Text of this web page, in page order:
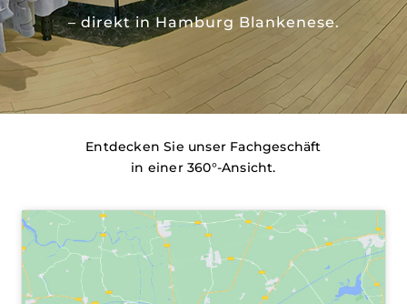
– direkt in Hamburg Blankenese.
Entdecken Sie unser Fachgeschäft
in einer 360°-Ansicht.